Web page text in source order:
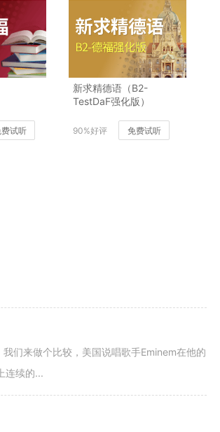
试听
新求精德语（B2-
TestDaF强化版）
90%好评 免费试听
们来做个比较，美国说唱歌手Eminem在他的
连续的...